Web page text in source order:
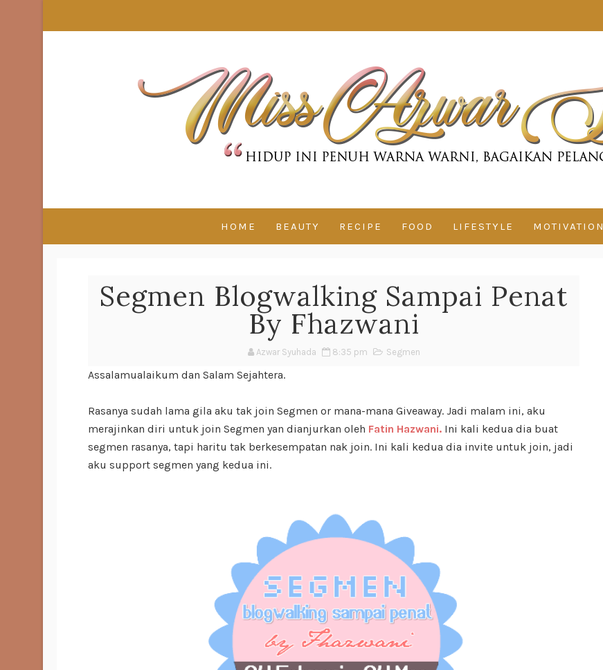
HOME BEAUTY RECIPE FOOD LIFESTYLE MOTIVATION
Segmen Blogwalking Sampai Penat
By Fhazwani
Azwar Syuhada 8:35 pm Segmen
Assalamualaikum dan Salam Sejahtera.
Rasanya sudah lama gila aku tak join Segmen or mana-mana Giveaway. Jadi malam ini, aku
merajinkan diri untuk join Segmen yan dianjurkan oleh Fatin Hazwani. Ini kali kedua dia buat
segmen rasanya, tapi haritu tak berkesempatan nak join. Ini kali kedua dia invite untuk join, jadi
aku support segmen yang kedua ini.